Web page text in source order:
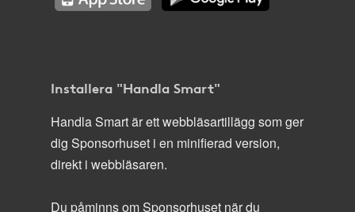
Installera "Handla Smart"
Handla Smart är ett webbläsartillägg som ger
dig Sponsorhuset i en minifierad version,
direkt i webbläsaren.
Du påminns om Sponsorhuset när du